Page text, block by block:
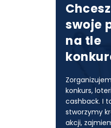
swoje
na tle
konkurs,
cashback. I
stworzymy
akcji,